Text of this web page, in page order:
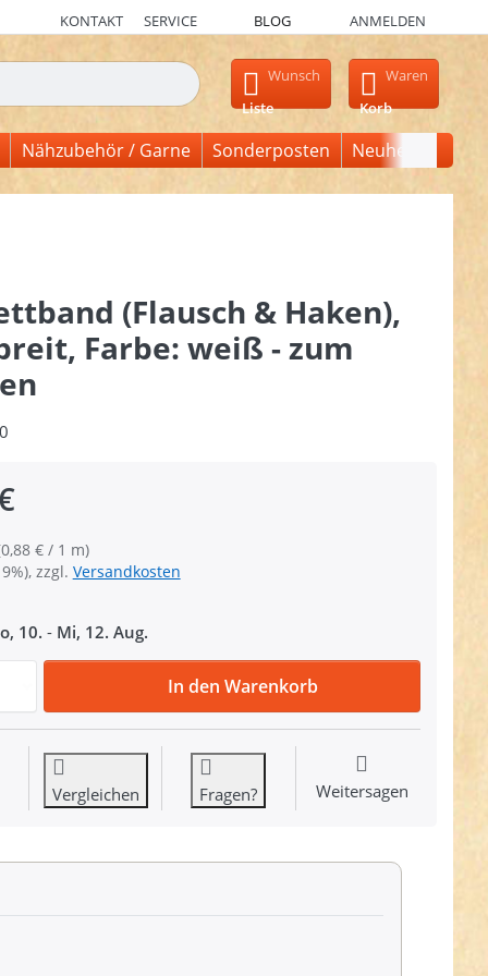
KONTAKT SERVICE BLOG ANMELDEN
erscheinen automatisch erste Ergebnisse. Drücken Sie die
Wunsch
Liste
Waren
Korb
Nähzubehör / Garne Sonderposten Neuheiten
(Flausch & Haken),
Farbe: weiß - zum
€ / 1 m)
zzgl. Versandkosten
10. - Mi, 12. Aug.
25m Klettband (Flausch & Haken), 50mm breit, Farbe:
In den Warenkorb
Vergleichen Fragen? Weitersagen